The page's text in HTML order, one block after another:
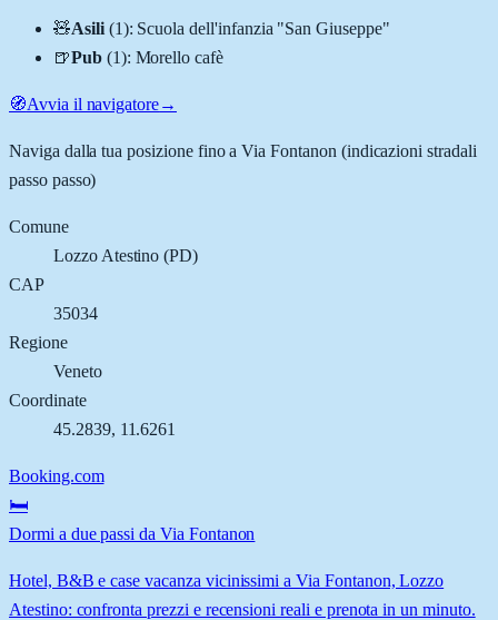
🧸Asili (1): Scuola dell'infanzia "San Giuseppe"
🍺Pub (1): Morello cafè
🧭Avvia il navigatore→
Naviga dalla tua posizione fino aVia Fontanon (indicazioni stradali
passo passo)
Comune
Lozzo Atestino (PD)
CAP
35034
Regione
Veneto
Coordinate
45.2839, 11.6261
Booking.com
🛏️
Dormi a due passi da Via Fontanon
Hotel, B&B e case vacanza vicinissimi a Via Fontanon, Lozzo
Atestino: confronta prezzi e recensioni reali e prenota in un minuto.